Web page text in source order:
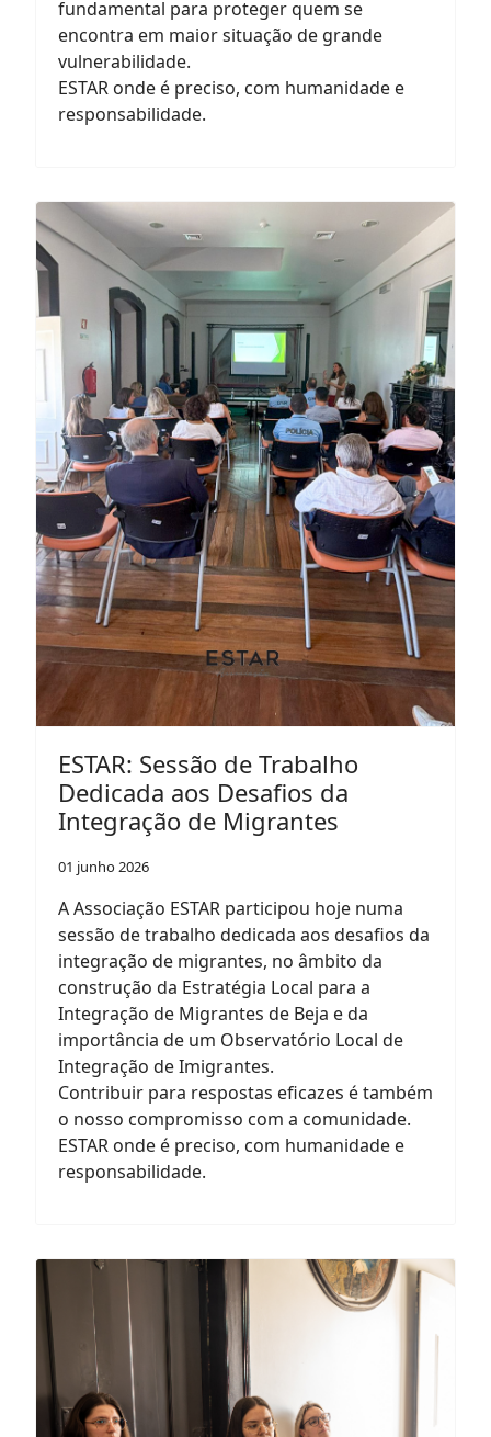
fundamental para proteger quem se
encontra em maior situação de grande
vulnerabilidade.
ESTAR onde é preciso, com humanidade e
responsabilidade.
ESTAR: Sessão de Trabalho
Dedicada aos Desafios da
Integração de Migrantes
01 junho 2026
A Associação ESTAR participou hoje numa
sessão de trabalho dedicada aos desafios da
integração de migrantes, no âmbito da
construção da Estratégia Local para a
Integração de Migrantes de Beja e da
importância de um Observatório Local de
Integração de Imigrantes.
Contribuir para respostas eficazes é também
o nosso compromisso com a comunidade.
ESTAR onde é preciso, com humanidade e
responsabilidade.